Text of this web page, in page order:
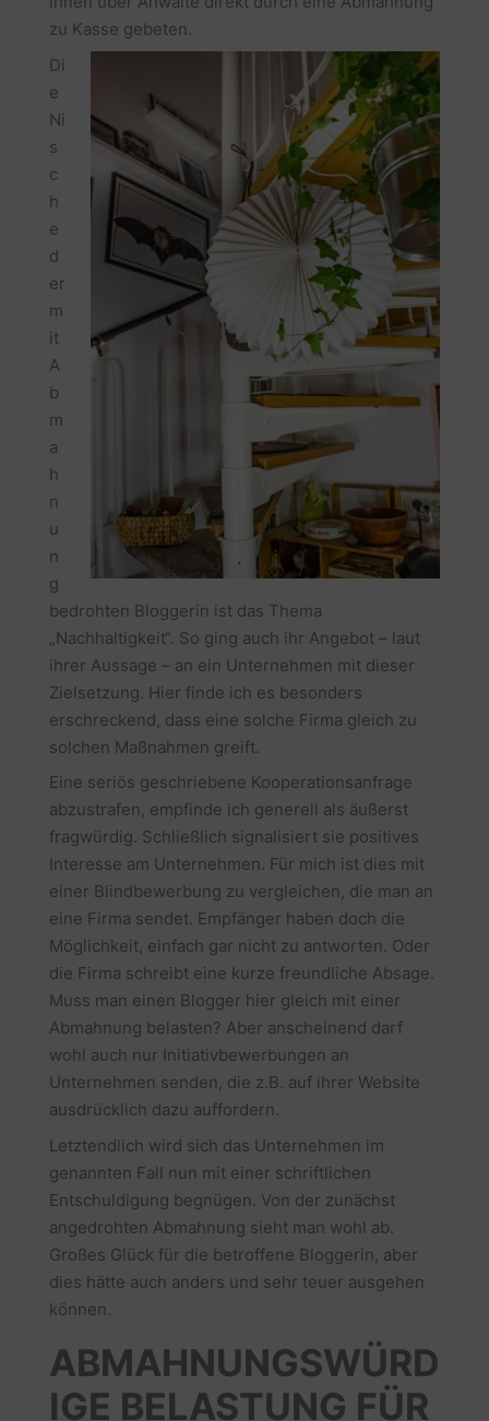
zu Kasse gebeten.
Di
e
Ni
s
c
h
e
d
er
m
it
A
b
m
a
h
n
u
n
g
bedrohten Bloggerin ist das Thema
„Nachhaltigkeit“. So ging auch ihr Angebot – laut
ihrer Aussage – an ein Unternehmen mit dieser
Zielsetzung. Hier finde ich es besonders
erschreckend, dass eine solche Firma gleich zu
solchen Maßnahmen greift.
Eine seriös geschriebene Kooperationsanfrage
abzustrafen, empfinde ich generell als äußerst
fragwürdig. Schließlich signalisiert sie positives
Interesse am Unternehmen. Für mich ist dies mit
einer Blindbewerbung zu vergleichen, die man an
eine Firma sendet. Empfänger haben doch die
Möglichkeit, einfach gar nicht zu antworten. Oder
die Firma schreibt eine kurze freundliche Absage.
Muss man einen Blogger hier gleich mit einer
Abmahnung belasten? Aber anscheinend darf
wohl auch nur Initiativbewerbungen an
Unternehmen senden, die z.B. auf ihrer Website
ausdrücklich dazu auffordern.
Letztendlich wird sich das Unternehmen im
genannten Fall nun mit einer schriftlichen
Entschuldigung begnügen. Von der zunächst
angedrohten Abmahnung sieht man wohl ab.
Großes Glück für die betroffene Bloggerin, aber
dies hätte auch anders und sehr teuer ausgehen
können.
ABMAHNUNGSWÜRD
IGE BELASTUNG FÜR